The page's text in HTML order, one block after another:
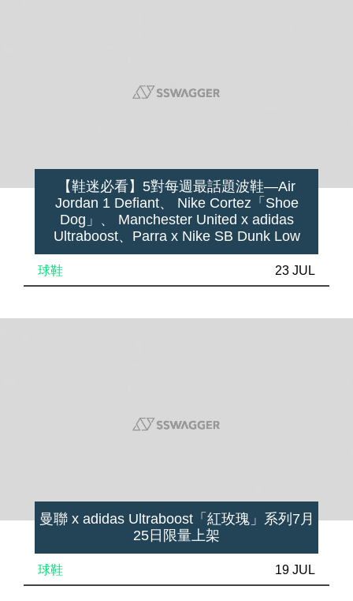
【鞋迷必看】5對每週最話題波鞋—Air
Jordan 1 Defiant、 Nike Cortez「Shoe
Dog」、 Manchester United x adidas
Ultraboost、Parra x Nike SB Dunk Low
球鞋 23 JUL
曼聯 x adidas Ultraboost「紅玫瑰」系列7月
25日限量上架
球鞋 19 JUL